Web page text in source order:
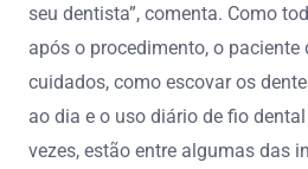
seu dentista”, comenta. Como
após o procedimento, o
cuidados, como escovar os
ao dia e o uso diário de fio
vezes, estão entre algumas das